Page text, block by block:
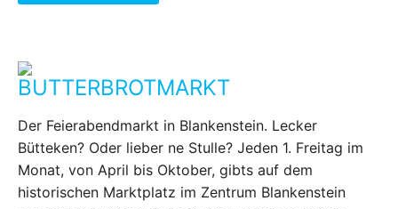
BUTTERBROTMARKT
Der Feierabendmarkt in Blankenstein. Lecker
Bütteken? Oder lieber ne Stulle? Jeden 1. Freitag im
Monat, von April bis Oktober, gibts auf dem
historischen Marktplatz im Zentrum Blankenstein